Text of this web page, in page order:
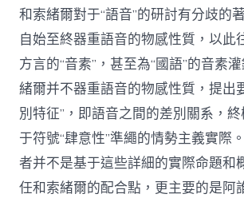
和索緒爾對于“語音”的研討有分歧的
自始至終器重語音的物感性質，以此
方言的“音素”，甚至為“國語”的音素
緒爾并不器重語音的物感性質，提出
別特征”，即語音之間的差別關系，
于符號“肆意性”準繩的情勢主義實際
者并不是基于這些詳細的實際命題和
任和索緒爾的配合點，更主要的是阿